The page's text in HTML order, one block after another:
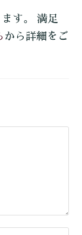
す。 満足
から詳細をご